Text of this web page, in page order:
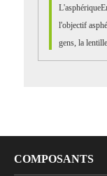
l'objectif
gens, la
la lentille
COMPOSANTS